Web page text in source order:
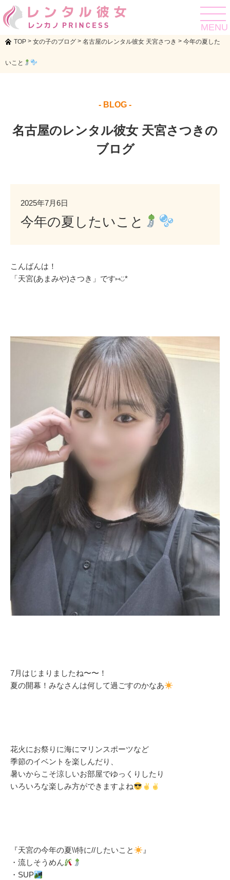
toggle
MENU
TOP > 女の子のブログ > 名古屋のレンタル彼女 天宮さつき > 今年の夏した
いこと
- BLOG -
名古屋のレンタル彼女 天宮さつきの
ブログ
2025年7月6日
今年の夏したいこと
こんばんは！
「天宮(あまみや)さつき」です⑅◡̈*
7月はじまりましたね〜〜！
夏の開幕！みなさんは何して過ごすのかなあ
花火にお祭りに海にマリンスポーツなど
季節のイベントを楽しんだり、
暑いからこそ涼しいお部屋でゆっくりしたり
いろいろな楽しみ方ができますよね
『天宮の今年の夏\\特に//したいこと
』
・流しそうめん
・SUP